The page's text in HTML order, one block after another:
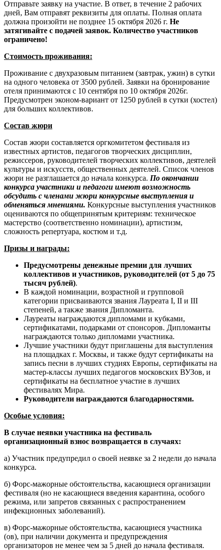
Отправьте заявку на участие. В ответ, в течение 2 рабочих
дней, Вам отправят реквизиты для оплаты. Полная оплата
должна произойти не позднее 15 октября 2026 г. Не
затягивайте с подачей заявок. Количество участников
ограничено!
Стоимость проживания:
Проживание с двухразовым питанием (завтрак, ужин) в сутки
на одного человека от 3500 рублей. Заявки на бронирование
отеля принимаются с 10 сентября по 10 октября 2026г.
Предусмотрен эконом-вариант от 1250 рублей в сутки (хостел)
для больших коллективов.
Состав жюри
Состав жюри составляется оргкомитетом фестиваля из
известных артистов, педагогов творческих дисциплин,
режиссеров, руководителей творческих коллективов, деятелей
культуры и искусств, общественных деятелей. Список членов
жюри не разглашается до начала конкурса. По окончании
конкурса участники и педагоги имеют возможность
обсудить с членами жюри конкурсные выступления и
обменяться мнениями. Конкурсные выступления участников
оцениваются по общепринятым критериям: техническое
мастерство (соответственно номинации), артистизм,
сложность репертуара, костюм и т.д.
Призы и награды:
Предусмотрены денежные премии для лучших
коллективов и участников, руководителей (от 5 до 75
тысяч рублей).
В каждой номинации, возрастной и групповой
категории присваиваются звания Лауреата I, II и III
степеней, а также звания Дипломанта.
Лауреаты награждаются дипломами и кубками,
сертификатами, подарками от спонсоров. Дипломанты
награждаются только дипломами участника.
Лучшие участники будут приглашены для выступления
на площадках г. Москвы, и также будут сертификаты на
запись песни в лучших студиях Европы, сертификаты на
мастер-классы лучших педагогов московских ВУЗов, и
сертификаты на бесплатное участие в лучших
фестивалях Мира.
Руководители награждаются благодарностями.
Особые условия:
В случае неявки участника на фестиваль
организационный взнос возвращается в случаях:
а) Участник предупредил о своей неявке за 2 недели до начала
конкурса.
б) Форс-мажорные обстоятельства, касающиеся организации
фестиваля (но не касающиеся введения карантина, особого
режима, или запретов связанных с распространением
инфекционных заболеваний).
в) Форс-мажорные обстоятельства, касающиеся участника
(ов), при наличии документа и предупреждения
организаторов не менее чем за 5 дней до начала фестиваля.